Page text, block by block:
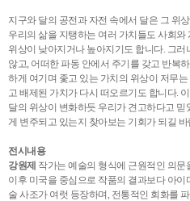
지구와 달의 공전과 자전 속에서 달은 그 위
우리의 삶을 지탱하는 여러 가치들도 사회
위상이 낮아지거나 높아지기도 합니다. 그러
않고, 어떠한 파동 안에서 주기를 갖고 반복
하게 여기며 좇고 있는 가치의 위상이 저무
고 배제된 가치가 다시 떠오르기도 합니다.
달의 위상이 변화하듯 우리가 견고하다고
게 변주되고 있는지 찾아보는 기회가 되길 바
전시내용
강원제 작가는 예술의 형식에 근원적인 의문
이후 미국을 중심으로 작품의 결과보다 아이
술 사조가 여럿 등장하며, 전통적인 회화를